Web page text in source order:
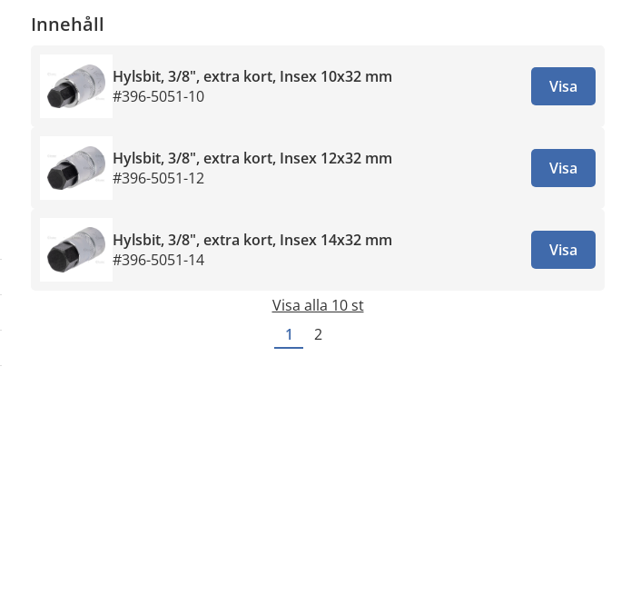
Innehåll
Hylsbit, 3/8", extra kort, Insex 10x32 mm
#396-5051-10
Visa
Hylsbit, 3/8", extra kort, Insex 12x32 mm
#396-5051-12
Visa
Hylsbit, 3/8", extra kort, Insex 14x32 mm
#396-5051-14
Visa
Visa alla 10 st
1
2